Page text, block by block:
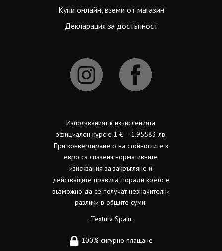
Купи онлайн, вземи от магазин
Декларация за достъпност
Използваният в изчисленията
официален курс е 1 € = 1.95583 лв.
При конвертирането на стойностите в
евро са спазени нормативните
изисквания за закръгляне и
действащите правила, поради което е
възможно да се получат незначителни
разлики в общите суми.
Textura Spain
100% сигурно плащане